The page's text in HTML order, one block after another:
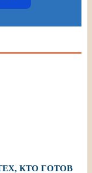
КТО ГОТОВ